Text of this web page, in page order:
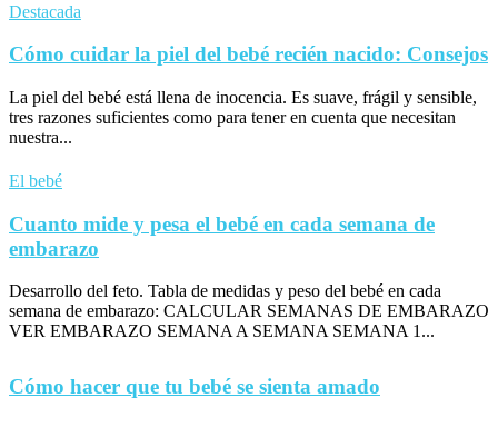
Destacada
Cómo cuidar la piel del bebé recién nacido: Consejos
La piel del bebé está llena de inocencia. Es suave, frágil y sensible,
tres razones suficientes como para tener en cuenta que necesitan
nuestra...
El bebé
Cuanto mide y pesa el bebé en cada semana de
embarazo
Desarrollo del feto. Tabla de medidas y peso del bebé en cada
semana de embarazo: CALCULAR SEMANAS DE EMBARAZO
VER EMBARAZO SEMANA A SEMANA SEMANA 1...
Cómo hacer que tu bebé se sienta amado